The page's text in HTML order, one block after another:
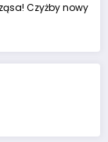
Czyżby nowy